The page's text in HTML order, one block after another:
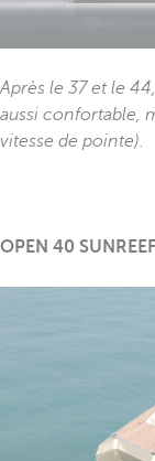
Après le 37 et le
aussi confortable,
vitesse de pointe).
OPEN 40